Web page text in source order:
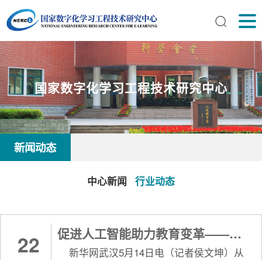
国家数字化学习工程技术研究中心
新闻动态
中心新闻 行业动态
22 促进人工智能助力教育变革——专访华中师范大学党委书记夏立新
新华网武汉5月14日电（记者侯文坤）从